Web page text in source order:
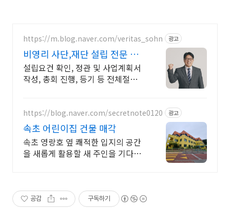
https://m.blog.naver.com/veritas_sohn 광고
비영리 사단,재단 설립 전문 전
국 어디나 진행 가능!
설립요건 확인, 정관 및 사업계획서
작성, 총회 진행, 등기 등 전체절차
화된 서비스!
https://blog.naver.com/secretnote0120 광고
속초 어린이집 건물 매각
속초 영랑호 옆 쾌적한 입지의 공간
을 새롭게 활용할 새 주인을 기다리
공감 구독하기